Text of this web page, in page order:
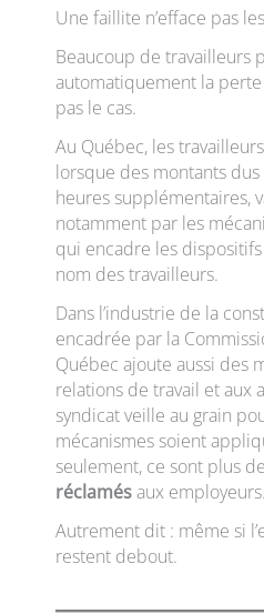
Une faillite n’efface pas
Beaucoup de travailleurs
automatiquement la perte
pas le cas.
Au Québec, les
lorsque des montants dus
heures supplémentaires,
notamment par les
qui encadre les
nom des travailleurs.
Dans l’industrie de la
encadrée par la
Québec ajoute aussi des
relations de travail et aux
syndicat veille au grain
mécanismes soient
seulement, ce sont plus de
réclamésaux employeurs.
Autrement dit : même si
restent debout.